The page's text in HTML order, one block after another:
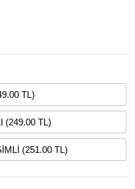
TL)
(249.00 TL)
(251.00 TL)